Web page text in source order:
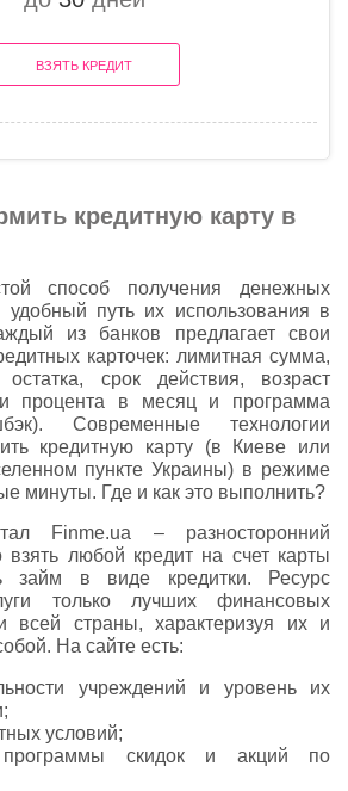
ВЗЯТЬ КРЕДИТ
кредитную карту в
способ получения денежных
путь их использования в
из банков предлагает свои
карточек: лимитная сумма,
срок действия, возраст
процента в месяц и программа
Современные технологии
кредитную карту (в Киеве или
пункте Украины) в режиме
минуты. Где и как это выполнить?
Finme.ua – разносторонний
любой кредит на счет карты
займ в виде кредитки. Ресурс
только лучших финансовых
всей страны, характеризуя их и
На сайте есть:
учреждений и уровень их
условий;
программы скидок и акций по